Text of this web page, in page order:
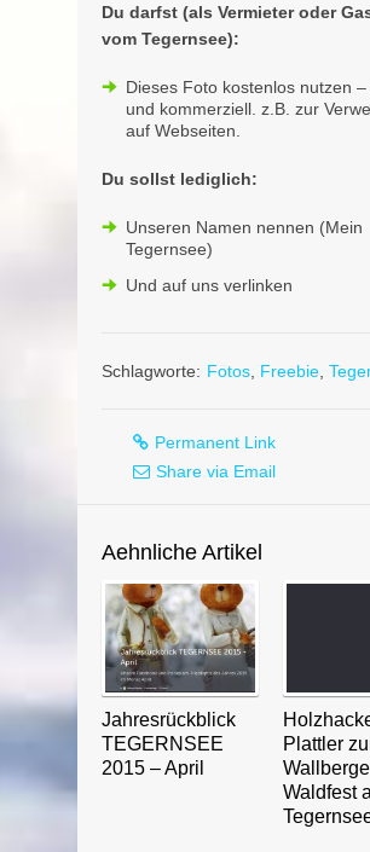
Du darfst (als Vermieter oder
vom Tegernsee):
Dieses Foto kostenlos nutzen
und kommerziell. z.B. zur
auf Webseiten.
Du sollst lediglich:
Unseren Namen nennen (Mein
Tegernsee)
Und auf uns verlinken
Schlagworte: Fotos Freebie
Permanent Link
Share via Email
Aehnliche Artikel
Jahresrückblick
TEGERNSEE
2015 – April
Plattler
Waldfest